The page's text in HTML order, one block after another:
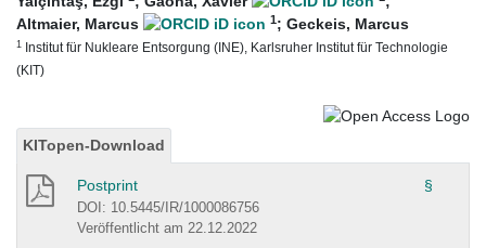
Altmaier, Marcus
1; Geckeis, Marcus
1 Institut für Nukleare Entsorgung (INE), Karlsruher Institut für Technologie
(KIT)
KITopen-Download
Postprint §
DOI: 10.5445/IR/1000086756
Veröffentlicht am 22.12.2022